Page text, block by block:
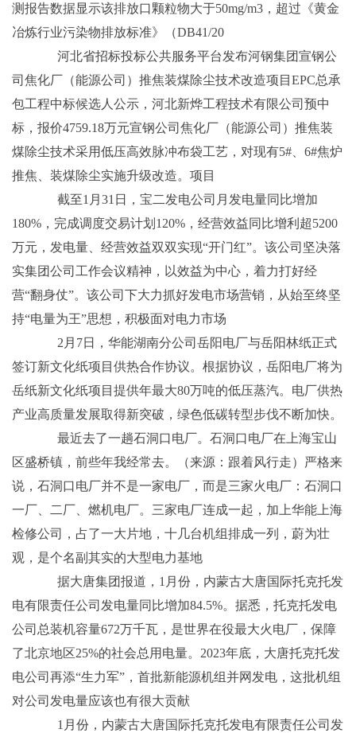
测报告数据显示该排放口颗粒物大于50mg/m3，超过《黄金
冶炼行业污染物排放标准》（DB41/20
河北省招标投标公共服务平台发布河钢集团宣钢公
司焦化厂（能源公司）推焦装煤除尘技术改造项目EPC总承
包工程中标候选人公示，河北新烨工程技术有限公司预中
标，报价4759.18万元宣钢公司焦化厂（能源公司）推焦装
煤除尘技术采用低压高效脉冲布袋工艺，对现有5#、6#焦炉
推焦、装煤除尘实施升级改造。项目
截至1月31日，宝二发电公司月发电量同比增加
180%，完成调度交易计划120%，经营效益同比增利超5200
万元，发电量、经营效益双双实现“开门红”。该公司坚决落
实集团公司工作会议精神，以效益为中心，着力打好经
营“翻身仗”。该公司下大力抓好发电市场营销，从始至终坚
持“电量为王”思想，积极面对电力市场
2月7日，华能湖南分公司岳阳电厂与岳阳林纸正式
签订新文化纸项目供热合作协议。根据协议，岳阳电厂将为
岳纸新文化纸项目提供年最大80万吨的低压蒸汽。电厂供热
产业高质量发展取得新突破，绿色低碳转型步伐不断加快。
最近去了一趟石洞口电厂。石洞口电厂在上海宝山
区盛桥镇，前些年我经常去。（来源：跟着风行走）严格来
说，石洞口电厂并不是一家电厂，而是三家火电厂：石洞口
一厂、二厂、燃机电厂。三家电厂连成一起，加上华能上海
检修公司，占了一大片地，十几台机组排成一列，蔚为壮
观，是个名副其实的大型电力基地
据大唐集团报道，1月份，内蒙古大唐国际托克托发
电有限责任公司发电量同比增加84.5%。据悉，托克托发电
公司总装机容量672万千瓦，是世界在役最大火电厂，保障
了北京地区25%的社会总用电量。2023年底，大唐托克托发
电公司再添“生力军”，首批新能源机组并网发电，这批机组
对公司发电量应该也有很大贡献
1月份，内蒙古大唐国际托克托发电有限责任公司发